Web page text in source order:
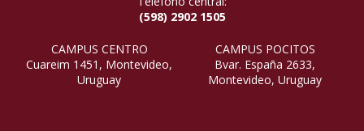
(598) 2902 1505
CAMPUS CENTRO
Cuareim 1451, Montevideo,
Uruguay
CAMPUS POCITOS
Bvar. España 2633,
Montevideo, Uruguay